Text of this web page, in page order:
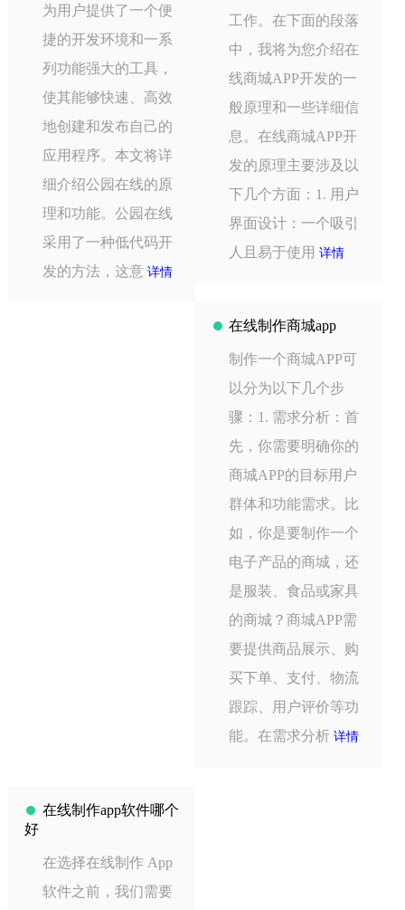
为用户提供了一个便
捷的开发环境和一系
列功能强大的工具，
使其能够快速、高效
地创建和发布自己的
应用程序。本文将详
细介绍公园在线的原
理和功能。公园在线
采用了一种低代码开
发的方法，这意 详情
工作。在下面的段落
中，我将为您介绍在
线商城APP开发的一
般原理和一些详细信
息。在线商城APP开
发的原理主要涉及以
下几个方面：1. 用户
界面设计：一个吸引
人且易于使用详情
在线制作商城app
制作一个商城APP可
以分为以下几个步
骤：1. 需求分析：首
先，你需要明确你的
商城APP的目标用户
群体和功能需求。比
如，你是要制作一个
电子产品的商城，还
是服装、食品或家具
的商城？商城APP需
要提供商品展示、购
买下单、支付、物流
跟踪、用户评价等功
能。在需求分析详情
在线制作app软件哪个
好
在选择在线制作 App
软件之前，我们需要